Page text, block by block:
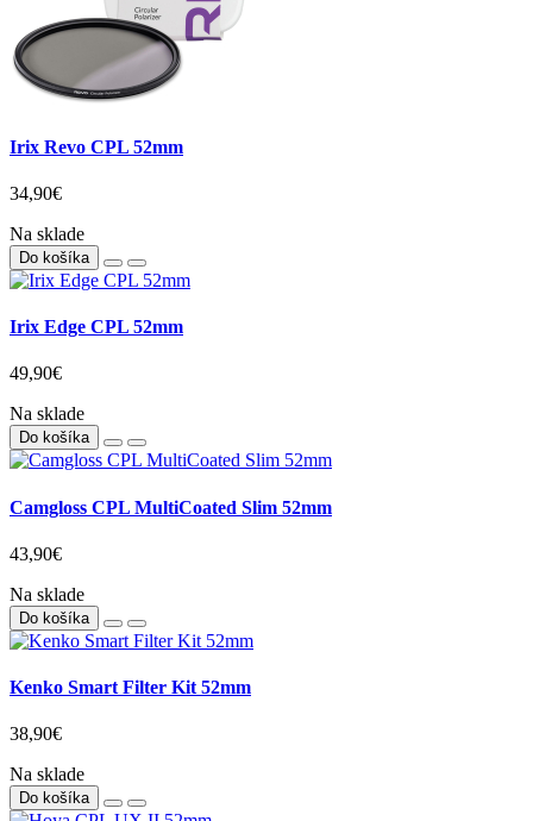
Irix Revo CPL 52mm
34,90€
Na sklade
Do košíka
Irix Edge CPL 52mm
49,90€
Na sklade
Do košíka
Camgloss CPL MultiCoated Slim 52mm
43,90€
Na sklade
Do košíka
Kenko Smart Filter Kit 52mm
38,90€
Na sklade
Do košíka